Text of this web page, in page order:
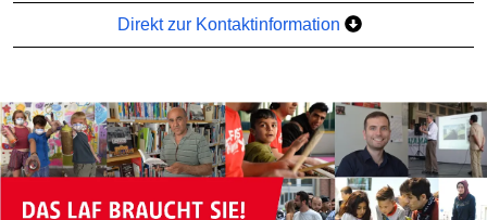
Direkt zur Kontaktinformation